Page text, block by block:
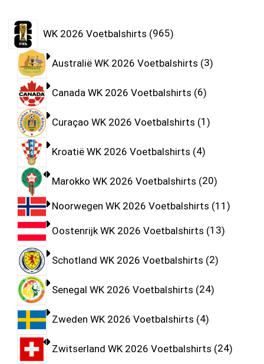
WK 2026 Voetbalshirts 965
Australië WK 2026 Voetbalshirts 3
Canada WK 2026 Voetbalshirts 6
Curaçao WK 2026 Voetbalshirts 1
Kroatië WK 2026 Voetbalshirts 4
Marokko WK 2026 Voetbalshirts 20
Noorwegen WK 2026 Voetbalshirts 11
Oostenrijk WK 2026 Voetbalshirts 13
Schotland WK 2026 Voetbalshirts 2
Senegal WK 2026 Voetbalshirts 24
Zweden WK 2026 Voetbalshirts 4
Zwitserland WK 2026 Voetbalshirts 24